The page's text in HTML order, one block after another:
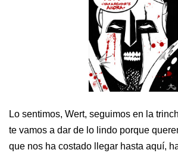
Lo sentimos, Wert, seguimos en la
te vamos a dar de lo lindo porque
que nos ha costado llegar hasta aquí,